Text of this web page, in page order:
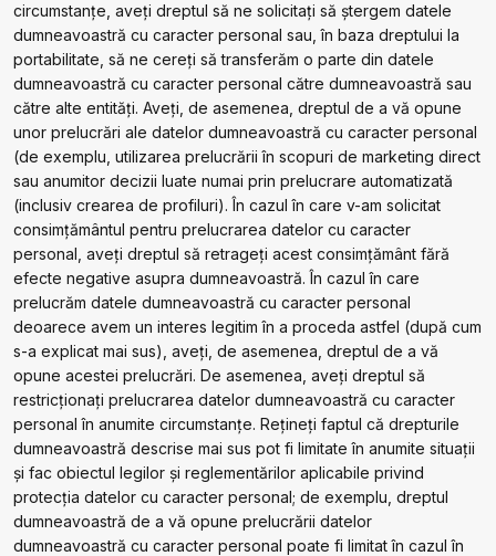
circumstanțe, aveți dreptul să ne solicitați să ștergem datele
dumneavoastră cu caracter personal sau, în baza dreptului la
portabilitate, să ne cereți să transferăm o parte din datele
dumneavoastră cu caracter personal către dumneavoastră sau
către alte entități. Aveți, de asemenea, dreptul de a vă opune
unor prelucrări ale datelor dumneavoastră cu caracter personal
(de exemplu, utilizarea prelucrării în scopuri de marketing direct
sau anumitor decizii luate numai prin prelucrare automatizată
(inclusiv crearea de profiluri). În cazul în care v-am solicitat
consimțământul pentru prelucrarea datelor cu caracter
personal, aveți dreptul să retrageți acest consimțământ fără
efecte negative asupra dumneavoastră. În cazul în care
prelucrăm datele dumneavoastră cu caracter personal
deoarece avem un interes legitim în a proceda astfel (după cum
s-a explicat mai sus), aveți, de asemenea, dreptul de a vă
opune acestei prelucrări. De asemenea, aveți dreptul să
restricționați prelucrarea datelor dumneavoastră cu caracter
personal în anumite circumstanțe. Rețineți faptul că drepturile
dumneavoastră descrise mai sus pot fi limitate în anumite situații
și fac obiectul legilor și reglementărilor aplicabile privind
protecția datelor cu caracter personal; de exemplu, dreptul
dumneavoastră de a vă opune prelucrării datelor
dumneavoastră cu caracter personal poate fi limitat în cazul în